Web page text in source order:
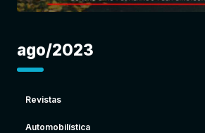
ago/2023
Revistas
Automobilística